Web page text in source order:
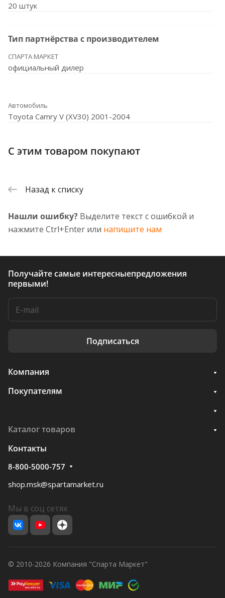
20 штук
Тип партнёрства с производителем
СПАРТА МАРКЕТ
официальный дилер
Автомобиль
Toyota Camry V (XV30) 2001-2004
С этим товаром покупают
Назад к списку
Нашли ошибку? Выделите текст с ошибкой и
нажмите Ctrl+Enter или напишите нам
Получайте самые интересныепредложения
первыми!
Подписаться
Компания
Покупателям
Каталог товаров
Контакты
8-800-5000-757
shop.msk@spartamarket.ru
Мы в соц сетях
© 2010-2026 Компания "Спарта Маркет"